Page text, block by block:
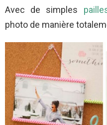
Avec de simples
photo de manière